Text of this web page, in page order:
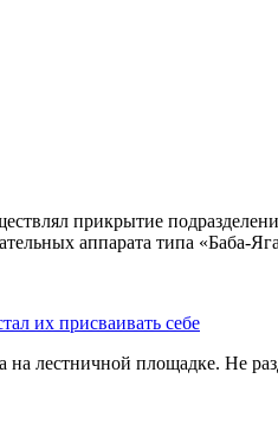
прикрытие
аппарата типа «Баба-
их присваивать себе
лестничной площадке. Не